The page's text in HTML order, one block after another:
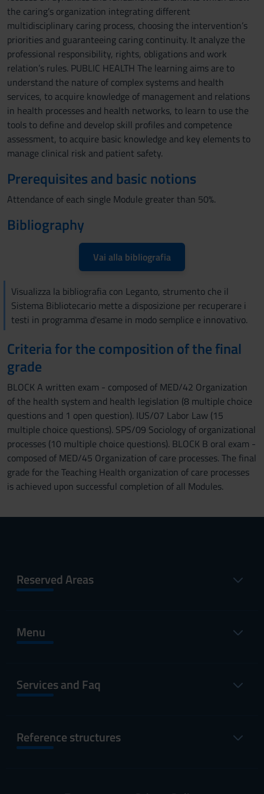
the caring’s organization integrating different
multidisciplinary caring process, choosing the intervention’s
priorities and guaranteeing caring continuity. It analyze the
professional responsibility, rights, obligations and work
relation’s rules. PUBLIC HEALTH The learning aims are to
understand the nature of complex systems and health
services, to acquire knowledge of management and relations
in health processes and health networks, to learn to use the
tools to define and develop skill profiles and competence
assessment, to acquire basic knowledge and key elements to
manage clinical risk and patient safety.
Prerequisites and basic notions
Attendance of each single Module greater than 50%.
Bibliography
Vai alla bibliografia
Visualizza la bibliografia con Leganto, strumento che il
Sistema Bibliotecario mette a disposizione per recuperare i
testi in programma d'esame in modo semplice e innovativo.
Criteria for the composition of the final
grade
BLOCK A written exam - composed of MED/42 Organization
of the health system and health legislation (8 multiple choice
questions and 1 open question). IUS/07 Labor Law (15
multiple choice questions). SPS/09 Sociology of organizational
processes (10 multiple choice questions). BLOCK B oral exam -
composed of MED/45 Organization of care processes. The final
grade for the Teaching Health organization of care processes
is achieved upon successful completion of all Modules.
Reserved Areas
Menu
Services and Faq
Reference structures